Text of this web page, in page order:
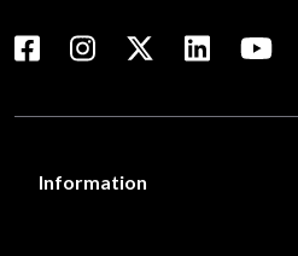
Information